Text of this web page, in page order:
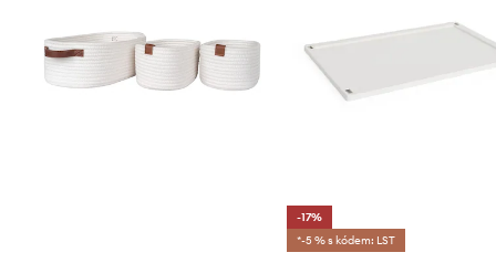
-17%
*-5 % s kódem: LST